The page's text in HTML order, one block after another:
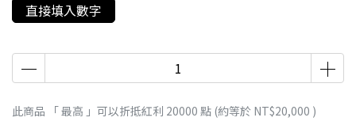
直接填入數字
此商品 「 最高 」可以折抵紅利 20000 點 (約等於 NT$20,000 )